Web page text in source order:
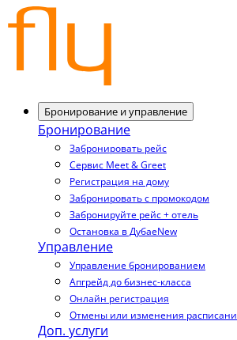
Бронирование и управление
Бронирование
Забронировать рейс
Сервис Meet & Greet
Регистрация на дому
Забронировать с промокодом
Забронируйте рейс + отель
Остановка в ДубаеNew
Управление
Управление бронированием
Апгрейд до бизнес-класса
Онлайн регистрация
Отмены или изменения
Доп. услуги